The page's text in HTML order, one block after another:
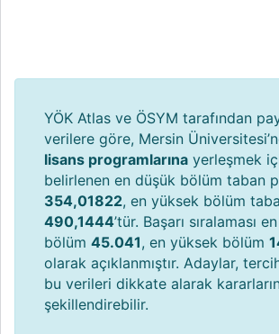
YÖK Atlas ve ÖSYM tarafından
verilere göre, Mersin
lisans programlarına yerleşmek
belirlenen en düşük bölüm taban
354,01822, en yüksek bölüm
490,1444’tür. Başarı sıralaması
bölüm 45.041, en yüksek bölüm
olarak açıklanmıştır. Adaylar,
bu verileri dikkate alarak
şekillendirebilir.